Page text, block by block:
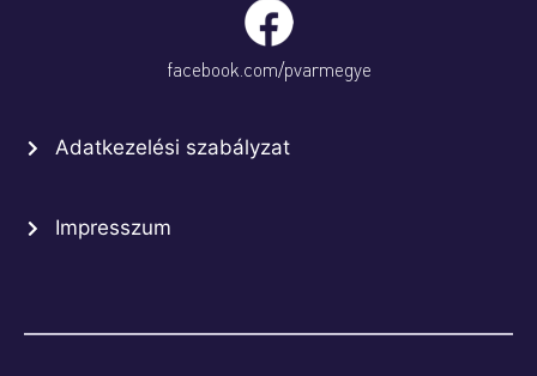
facebook.com/pvarmegye
Adatkezelési szabályzat
Impresszum